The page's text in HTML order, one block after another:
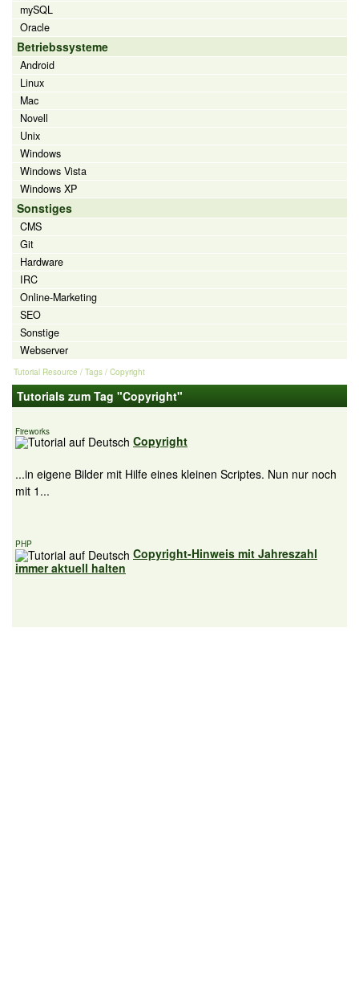
mySQL
Oracle
Betriebssysteme
Android
Linux
Mac
Novell
Unix
Windows
Windows Vista
Windows XP
Sonstiges
CMS
Git
Hardware
IRC
Online-Marketing
SEO
Sonstige
Webserver
Tutorial Resource / Tags / Copyright
Tutorials zum Tag "Copyright"
Fireworks
Copyright
...in eigene Bilder mit Hilfe eines kleinen Scriptes. Nun nur noch
mit 1...
PHP
Copyright-Hinweis mit Jahreszahl
immer aktuell halten